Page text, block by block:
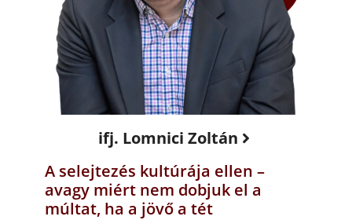
ifj. Lomnici Zoltán
A selejtezés kultúrája ellen –
avagy miért nem dobjuk el a
múltat, ha a jövő a tét